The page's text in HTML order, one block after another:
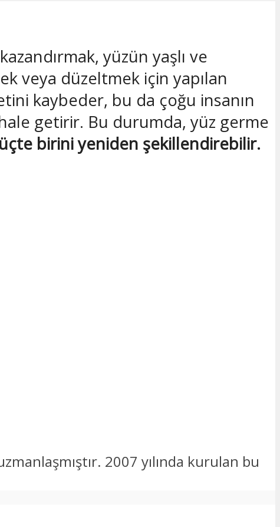
yüzün yaşlı ve
veya düzeltmek için yapılan
kaybeder, bu da çoğu insanın
getirir. Bu durumda, yüz germe
birini yeniden şekillendirebilir.
2007 yılında kurulan bu